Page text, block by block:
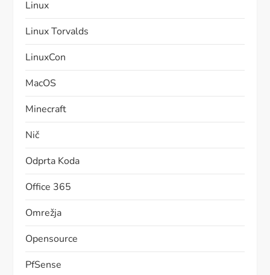
Linux
Linux Torvalds
LinuxCon
MacOS
Minecraft
Nič
Odprta Koda
Office 365
Omrežja
Opensource
PfSense